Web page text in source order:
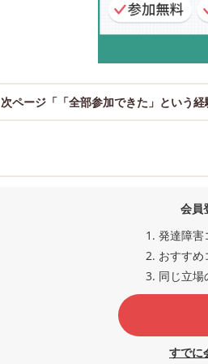
次ページ「「全部参加できた」という
会員
発達障害
おすすめ
同じ立場
すでに